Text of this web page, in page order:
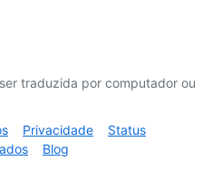
traduzida por computador ou
Privacidade
Status
Blog